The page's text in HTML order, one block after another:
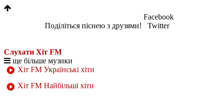
Поділіться піснею з друзями!
Facebook
Twitter
Слухати Хіт FM
ще більше музики
Хіт FM Українські хіти
Хіт FM Найбільші хіти